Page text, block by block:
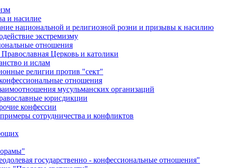
и насилие
национальной и религиозной розни и призывы к насилию
экстремизму
отношения
Православная Церковь и католики
и ислам
религии против "сект"
отношения
мусульманских организаций
юрисдикции
конфессии
сотрудничества и конфликтов
государственно - конфессиональные отношения"